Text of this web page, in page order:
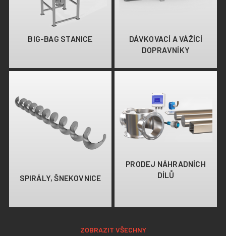
BIG-BAG STANICE
DÁVKOVACÍ A VÁŽÍCÍ
DOPRAVNÍKY
SPIRÁLY, ŠNEKOVNICE
PRODEJ NÁHRADNÍCH
DÍLŮ
ZOBRAZIT VŠECHNY